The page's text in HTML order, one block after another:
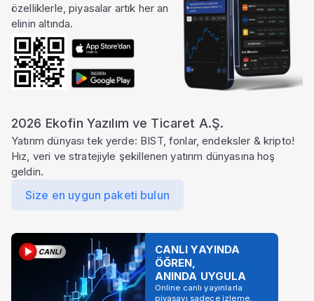
özelliklerle, piyasalar artık her an
elinin altında.
2026 Ekofin Yazılım ve Ticaret A.Ş.
Yatırım dünyası tek yerde: BIST, fonlar, endeksler & kripto!
Hız, veri ve stratejiyle şekillenen yatırım dünyasına hoş
geldin.
Size en uygun paketi bulun
CANLI YAYINDA
ÖĞREN,
ANINDA UYGULA
Online canlı yayınlarla
piyasayı sadece izleme,